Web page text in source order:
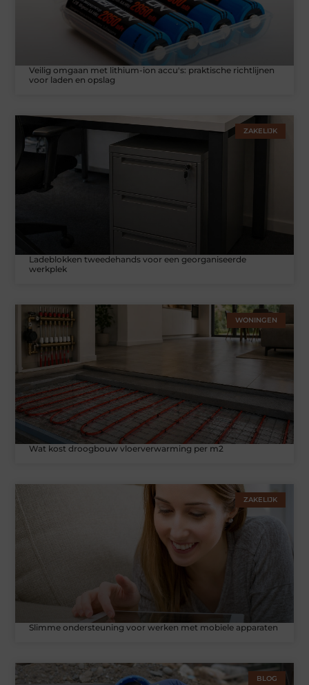
Veilig omgaan met lithium-ion accu's: praktische richtlijnen
voor laden en opslag
ZAKELIJK
Ladeblokken tweedehands voor een georganiseerde
werkplek
WONINGEN
Wat kost droogbouw vloerverwarming per m2
ZAKELIJK
Slimme ondersteuning voor werken met mobiele apparaten
BLOG